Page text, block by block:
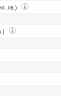
лв.)